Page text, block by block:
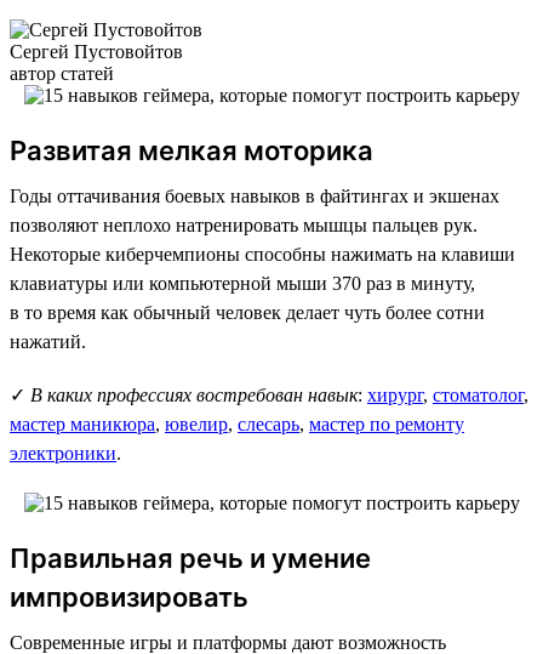
Сергей Пустовойтов
автор статей
Развитая мелкая моторика
Годы оттачивания боевых навыков в файтингах и экшенах
позволяют неплохо натренировать мышцы пальцев рук.
Некоторые киберчемпионы способны нажимать на клавиши
клавиатуры или компьютерной мыши 370 раз в минуту,
в то время как обычный человек делает чуть более сотни
нажатий.
✓ В каких профессиях востребован навык: хирург, стоматолог,
мастер маникюра, ювелир, слесарь, мастер по ремонту
электроники.
Правильная речь и умение
импровизировать
Современные игры и платформы дают возможность